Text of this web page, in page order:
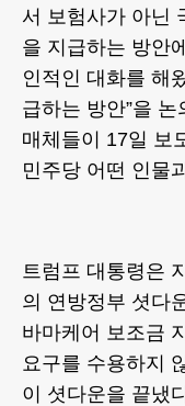
서 보험사가 아닌
을 지급하는 방안
인적인 대화를 해
급하는 방안”을
매체들이 17일 보
민주당 어떤 인물
트럼프 대통령은
의 연방정부 셧다
바마케어 보조금
요구를 수용하지
이 셧다운을 끝냈